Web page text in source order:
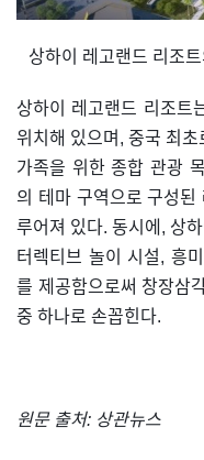
상하이 레고랜드 리조
상하이 레고랜드 리조
위치해 있으며, 중국 최
가족을 위한 종합 관광
의 테마 구역으로 구성된
루어져 있다. 동시에, 상
터렉티브 놀이 시설, 흥
를 제공함으로써 창장삼
중 하나로 손꼽힌다.
원문 출처: 상관뉴스